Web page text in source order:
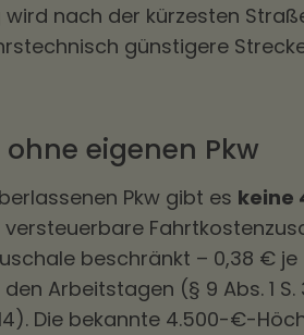
nach der kürzesten
günstigere
eigenen Pkw
Pkw gibt es keine
versteuerbare
beschränkt – 0,38 € je
Arbeitstagen (§ 9 Abs. 1 S.
Die bekannte 4.500-€-